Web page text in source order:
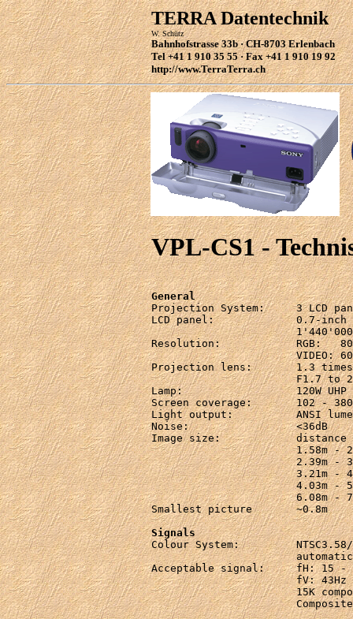
TERRA Datentechnik
W. Schütz
Bahnhofstrasse 33b · CH-8703 Erlenbach
Tel +41 1 910 35 55 · Fax +41 1 910 19 92
http://www.TerraTerra.ch
VPL-CS1 -
General
Projection System:     3 LCD
LCD panel:             0.7-inch p-
Resolution:            RGB:
VIDEO:
Projection lens:       1.3 times
F1.7 to
Lamp:                  120W UHP
Screen coverage:       102 - 380
Light output:          ANSI
Noise:                 <36dB
Image size:            distance
1.58m -
2.39m -
3.21m
6.08m
Smallest picture       ~0.8m
Signals
Colour System:         NTSC3.58/
Acceptable signal:     fH: 15 -
fV: 43Hz
15K